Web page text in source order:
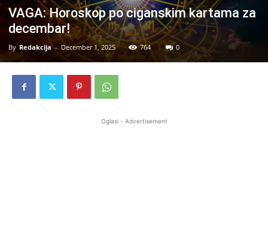
VAGA: Horoskop po ciganskim kartama za
decembar!
By Redakcija - December 1, 2025 764 0
Oglasi - Advertisement